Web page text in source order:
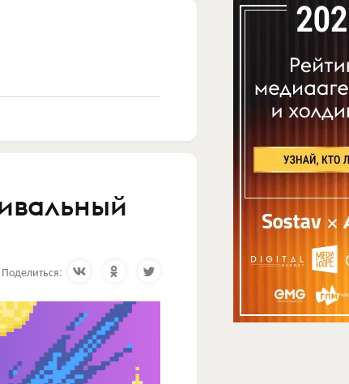
Поделиться: